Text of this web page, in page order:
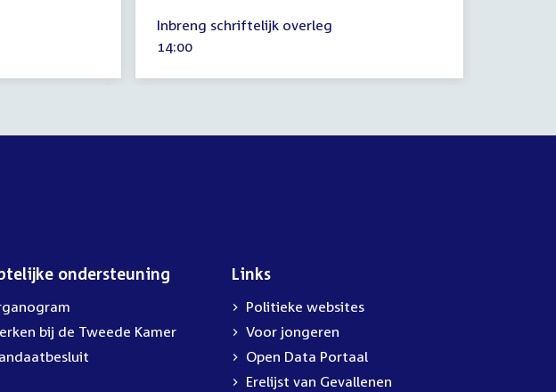
februari
2025
Inbreng schriftelijk overleg
Tijd
14:00
ondersteuning
bij de Tweede Kamer
Links
Politieke websites
Voor jongeren
Open Data Portaal
Erelijst van Gevallenen